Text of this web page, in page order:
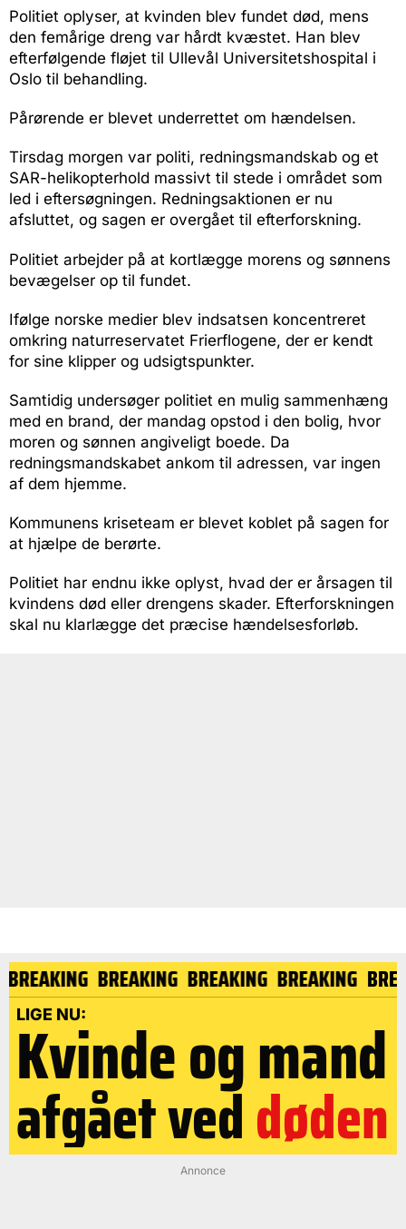
Politiet oplyser, at kvinden blev fundet død, mens
den femårige dreng var hårdt kvæstet. Han blev
efterfølgende fløjet til Ullevål Universitetshospital i
Oslo til behandling.
Pårørende er blevet underrettet om hændelsen.
Tirsdag morgen var politi, redningsmandskab og et
SAR-helikopterhold massivt til stede i området som
led i eftersøgningen. Redningsaktionen er nu
afsluttet, og sagen er overgået til efterforskning.
Politiet arbejder på at kortlægge morens og sønnens
bevægelser op til fundet.
Ifølge norske medier blev indsatsen koncentreret
omkring naturreservatet Frierflogene, der er kendt
for sine klipper og udsigtspunkter.
Samtidig undersøger politiet en mulig sammenhæng
med en brand, der mandag opstod i den bolig, hvor
moren og sønnen angiveligt boede. Da
redningsmandskabet ankom til adressen, var ingen
af dem hjemme.
Kommunens kriseteam er blevet koblet på sagen for
at hjælpe de berørte.
Politiet har endnu ikke oplyst, hvad der er årsagen til
kvindens død eller drengens skader. Efterforskningen
skal nu klarlægge det præcise hændelsesforløb.
BREAKING BREAKING BREAKING BREAKING
LIGE NU:
Kvinde og mand
afgået veddøden
Annonce